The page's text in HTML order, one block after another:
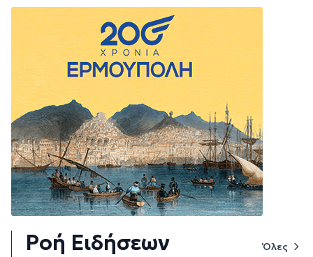
Ροή Ειδήσεων Όλες